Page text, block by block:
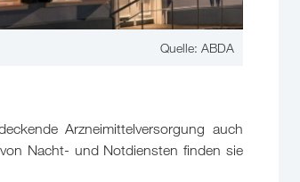
Quelle: ABDA
Arzneimittelversorgung auch
Nacht- und Notdiensten finden sie